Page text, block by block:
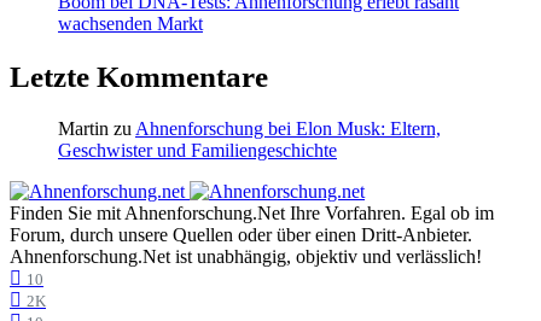
wachsenden Markt
Letzte Kommentare
Martin zuAhnenforschung bei Elon Musk: Eltern,
Geschwister und Familiengeschichte
Finden Sie mit Ahnenforschung.Net Ihre Vorfahren. Egal ob im
Forum, durch unsere Quellen oder über einen Dritt-Anbieter.
Ahnenforschung.Net ist unabhängig, objektiv und verlässlich!
10
2K